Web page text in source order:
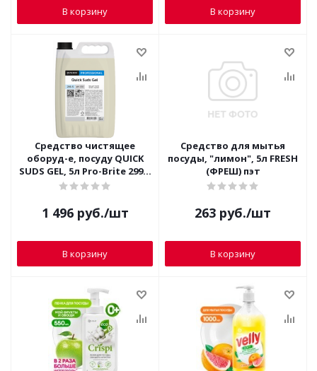
В корзину В корзину
Средство чистящее
оборуд-е, посуду QUICK
SUDS GEL, 5л Pro-Brite 299-5
(гель)
1 496руб./шт
В корзину
Средство для мытья
посуды, "лимон", 5л FRESH
(ФРЕШ) пэт
263 руб./шт
В корзину